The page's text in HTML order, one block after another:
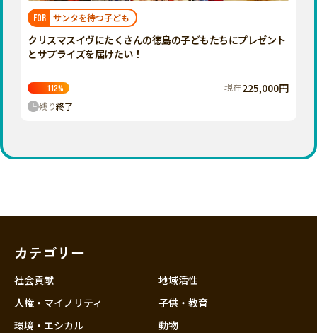
千葉
神奈川
石川
近畿
福岡 佐賀 長崎
宮崎
鹿児島 沖縄
FOR サンタを待つ子ども
クリスマスイヴにたくさんの徳島の子どもたちにプレゼント
とサプライズを届けたい！
112% 現在225,000円
残り終了
カテゴリー
社会貢献
人権・マイノリティ
環境・エシカル
地域活性
子供・教育
動物